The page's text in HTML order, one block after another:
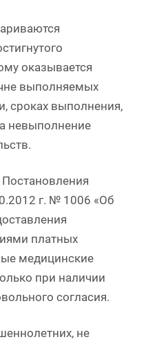
оказывается
выполняемых
сроках выполнения,
невыполнение
Постановления
г. № 1006 «Об
платных
медицинские
при наличии
согласия.
не